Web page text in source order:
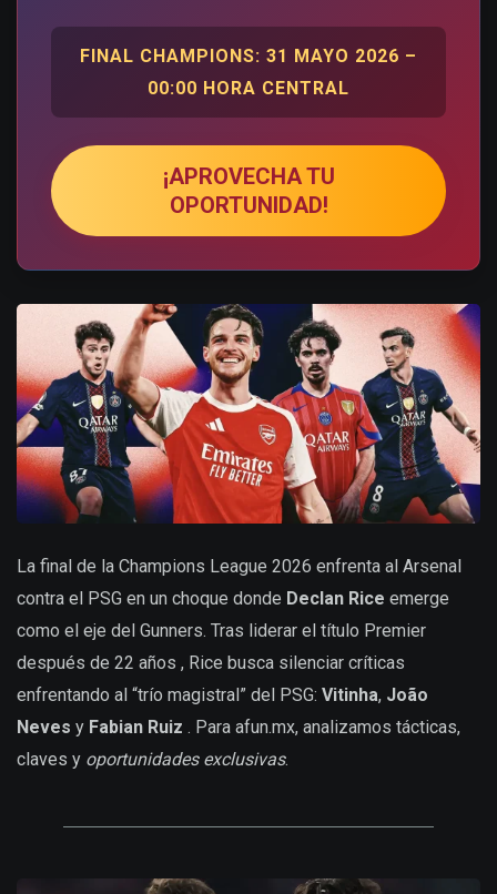
FINAL CHAMPIONS: 31 MAYO 2026 –
00:00 HORA CENTRAL
¡APROVECHA TU
OPORTUNIDAD!
La final de la Champions League 2026 enfrenta al Arsenal
contra el PSG en un choque donde Declan Rice emerge
como el eje del Gunners. Tras liderar el título Premier
después de 22 años , Rice busca silenciar críticas
enfrentando al “trío magistral” del PSG: Vitinha, João
Neves y Fabian Ruiz . Para afun.mx, analizamos tácticas,
claves y oportunidades exclusivas.